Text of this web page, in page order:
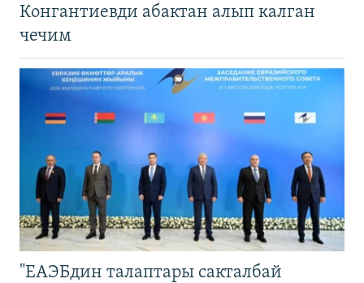
Конгантиевди абактан алып калган
чечим
"ЕАЭБдин талаптары сакталбай